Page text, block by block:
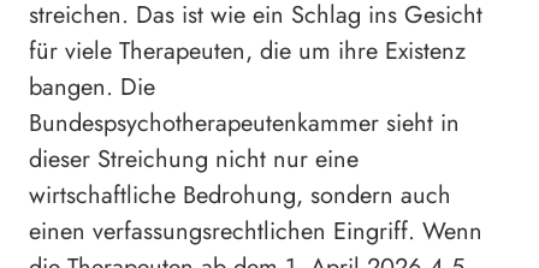
streichen. Das ist wie ein Schlag ins Gesicht
für viele Therapeuten, die um ihre Existenz
bangen. Die
Bundespsychotherapeutenkammer sieht in
dieser Streichung nicht nur eine
wirtschaftliche Bedrohung, sondern auch
einen verfassungsrechtlichen Eingriff. Wenn